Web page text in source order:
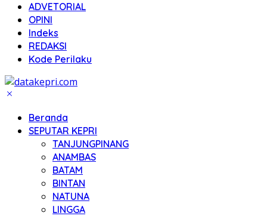
ADVETORIAL
OPINI
Indeks
REDAKSI
Kode Perilaku
Beranda
SEPUTAR KEPRI
TANJUNGPINANG
ANAMBAS
BATAM
BINTAN
NATUNA
LINGGA